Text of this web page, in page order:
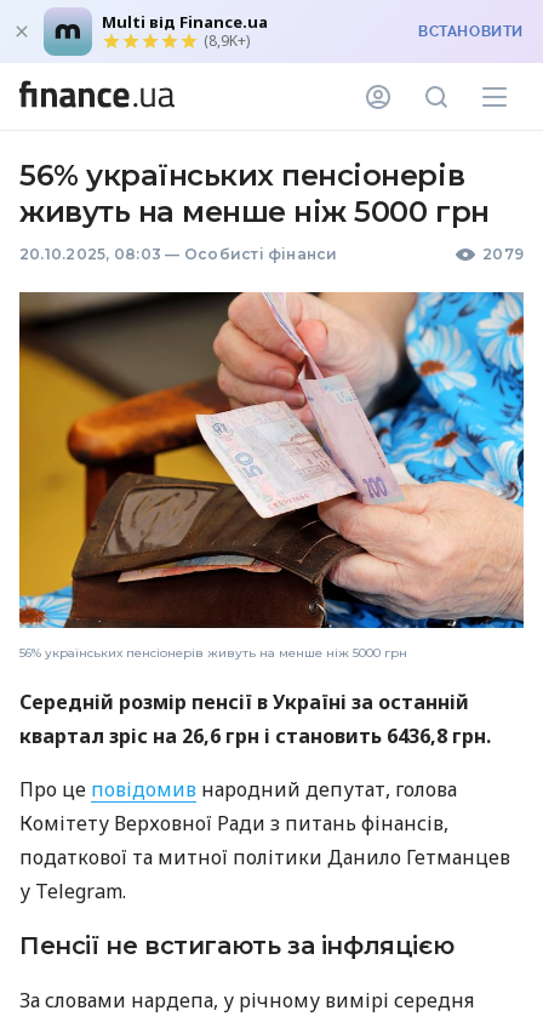
Multi від Finance.ua
(8,9K+) ВСТАНОВИТИ
56% українських пенсіонерів
живуть на менше ніж 5000 грн
20.10.2025, 08:03 — Особисті фінанси 2079
56% українських пенсіонерів живуть на менше ніж 5000 грн
Середній розмір пенсії в Україні за останній
квартал зріс на 26,6 грн і становить 6436,8 грн.
Про це повідомив народний депутат, голова
Комітету Верховної Ради з питань фінансів,
податкової та митної політики Данило Гетманцев
у Telegram.
Пенсії не встигають за інфляцією
За словами нардепа, у річному вимірі середня